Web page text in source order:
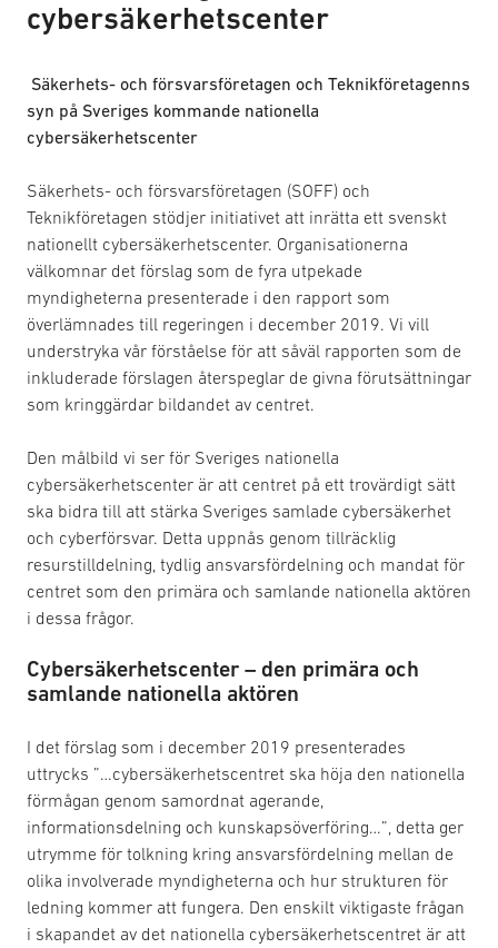
cybersäkerhetscenter
Säkerhets- och försvarsföretagen och Teknikföretagenns
syn på Sveriges kommande nationella
cybersäkerhetscenter
Säkerhets- och försvarsföretagen (SOFF) och
Teknikföretagen stödjer initiativet att inrätta ett svenskt
nationellt cybersäkerhetscenter. Organisationerna
välkomnar det förslag som de fyra utpekade
myndigheterna presenterade i den rapport som
överlämnades till regeringen i december 2019. Vi vill
understryka vår förståelse för att såväl rapporten som de
inkluderade förslagen återspeglar de givna förutsättningar
som kringgärdar bildandet av centret.
Den målbild vi ser för Sveriges nationella
cybersäkerhetscenter är att centret på ett trovärdigt sätt
ska bidra till att stärka Sveriges samlade cybersäkerhet
och cyberförsvar. Detta uppnås genom tillräcklig
resurstilldelning, tydlig ansvarsfördelning och mandat för
centret som den primära och samlande nationella aktören
i dessa frågor.
Cybersäkerhetscenter – den primära och
samlande nationella aktören
I det förslag som i december 2019 presenterades
uttrycks ”…cybersäkerhetscentret ska höja den nationella
förmågan genom samordnat agerande,
informationsdelning och kunskapsöverföring…”, detta ger
utrymme för tolkning kring ansvarsfördelning mellan de
olika involverade myndigheterna och hur strukturen för
ledning kommer att fungera. Den enskilt viktigaste frågan
i skapandet av det nationella cybersäkerhetscentret är att